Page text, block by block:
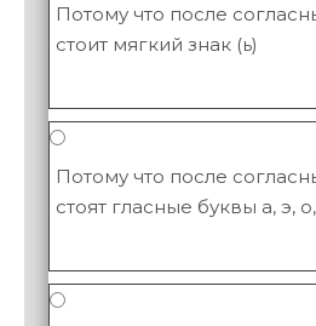
Потому что после
стоит мягкий знак (ь)
Потому что после
стоят гласные буквы а, э,